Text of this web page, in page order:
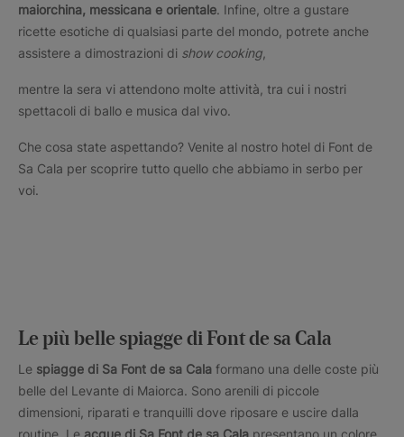
maiorchina, messicana e orientale. Infine, oltre a gustare
ricette esotiche di qualsiasi parte del mondo, potrete anche
assistere a dimostrazioni di show cooking
mentre la sera vi attendono molte attività, tra cui i nostri
spettacoli di ballo e musica dal vivo.
Che cosa state aspettando? Venite al nostro hotel di Font de
Sa Cala per scoprire tutto quello che abbiamo in serbo per
voi.
Le più belle spiagge di Font de sa Cala
Le spiagge di Sa Font de sa Cala formano una delle coste più
belle del Levante di Maiorca. Sono arenili di piccole
dimensioni, riparati e tranquilli dove riposare e uscire dalla
routine. Le acque di Sa Font de sa Cala presentano un colore